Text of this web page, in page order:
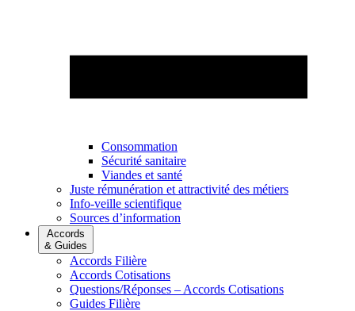
Consommation
Sécurité sanitaire
Viandes et santé
Juste rémunération et attractivité des métiers
Info-veille scientifique
Sources d’information
Accords
& Guides
Accords Filière
Accords Cotisations
Questions/Réponses – Accords Cotisations
Guides Filière